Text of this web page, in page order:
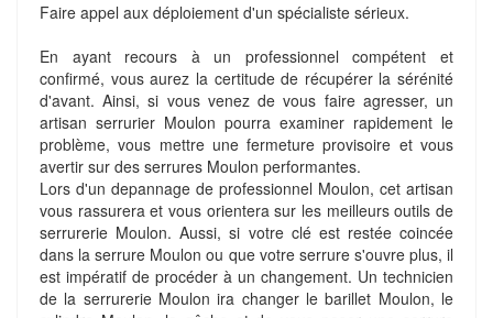
Faire appel aux déploiement d'un spécialiste sérieux.
En ayant recours à un professionnel compétent et
confirmé, vous aurez la certitude de récupérer la sérénité
d'avant. Ainsi, si vous venez de vous faire agresser, un
artisan serrurier Moulon pourra examiner rapidement le
problème, vous mettre une fermeture provisoire et vous
avertir sur des serrures Moulon performantes.
Lors d'un depannage de professionnel Moulon, cet artisan
vous rassurera et vous orientera sur les meilleurs outils de
serrurerie Moulon. Aussi, si votre clé est restée coincée
dans la serrure Moulon ou que votre serrure s'ouvre plus, il
est impératif de procéder à un changement. Un technicien
de la serrurerie Moulon ira changer le barillet Moulon, le